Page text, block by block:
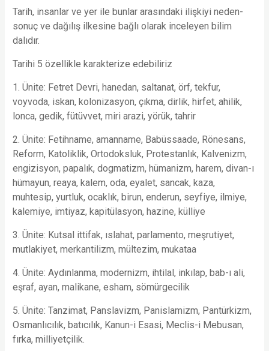
Tarih, insanlar ve yer ile bunlar arasındaki ilişkiyi neden-
sonuç ve dağılış ilkesine bağlı olarak inceleyen bilim
dalıdır.
Tarihi 5 özellikle karakterize edebiliriz
1. Ünite: Fetret Devri, hanedan, saltanat, örf, tekfur,
voyvoda, iskan, kolonizasyon, çıkma, dirlik, hirfet, ahilik,
lonca, gedik, fütüvvet, miri arazi, yörük, tahrir
2. Ünite: Fetihname, amanname, Babüssaade, Rönesans,
Reform, Katoliklik, Ortodoksluk, Protestanlık, Kalvenizm,
engizisyon, papalık, dogmatizm, hümanizm, harem, divan-ı
hümayun, reaya, kalem, oda, eyalet, sancak, kaza,
muhtesip, yurtluk, ocaklık, birun, enderun, seyfiye, ilmiye,
kalemiye, imtiyaz, kapitülasyon, hazine, külliye
3. Ünite: Kutsal ittifak, ıslahat, parlamento, meşrutiyet,
mutlakiyet, merkantilizm, mültezim, mukataa
4. Ünite: Aydınlanma, modernizm, ihtilal, inkılap, bab-ı ali,
eşraf, ayan, malikane, esham, sömürgecilik
5. Ünite: Tanzimat, Panslavizm, Panislamizm, Pantürkizm,
Osmanlıcılık, batıcılık, Kanun-i Esasi, Meclis-i Mebusan,
fırka, milliyetçilik.